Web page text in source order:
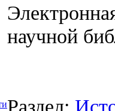
научной
Раздел: